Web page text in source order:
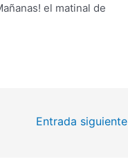
el matinal de
Entrada siguiente